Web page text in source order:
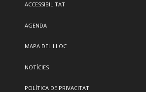
ACCESSIBILITAT
AGENDA
MAPA DEL LLOC
NOTÍCIES
POLÍTICA DE PRIVACITAT